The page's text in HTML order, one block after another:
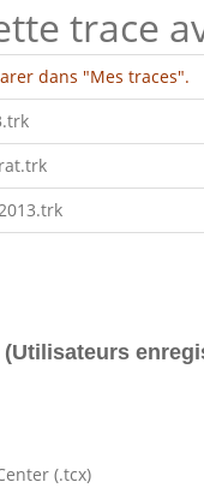
trace
dans "Mes traces".
(.tcx)